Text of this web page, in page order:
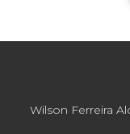
Wilson Ferreira